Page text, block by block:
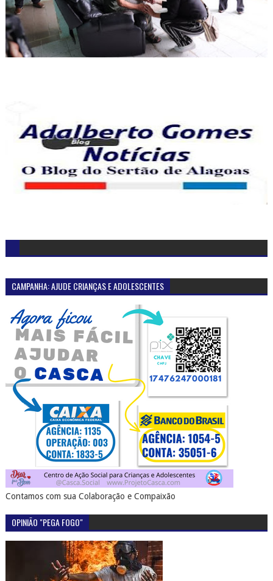
CAMPANHA: AJUDE CRIANÇAS E ADOLESCENTES
Contamos com sua Colaboração e Compaixão
OPINIÃO "PEGA FOGO"